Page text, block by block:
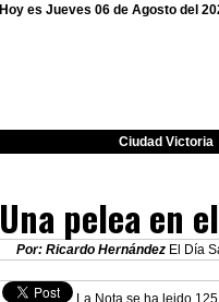
Hoy es Jueves 06 de Agosto del
Ciudad Victoria
Una pelea en
Por: Ricardo Hernández El Día